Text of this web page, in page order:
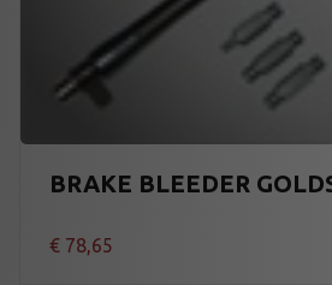
BRAKE BLEEDER
€ 78,65